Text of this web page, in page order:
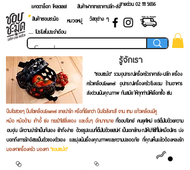
แคตตาล็อก โหลดเลย! สายด่วน 02 ​111 5656
สินค้าฝากขายราคาปลีก-ส่ง
สินค้าชอบชะมัด
หมวดหมู่
วัสดุต่าง ๆ
.... โปรโมชั่นประจำเดือน
"ชอบชะมัด" รวมอุปกรณ์เครื่อครัวราคาส่ง-ปลีก เครื่อง
ครัวเคลือบEnamel อุปกรณ์เครื่องครัวโรงแรม ร้านอาหาร
ส่งด่วนเน้นคุณภาพ ทันสมัย ให้ทุกท่านให้เลือกซื้อ เช่น
ปิ่นโตสวยๆ ปิ่นโตเคลือบEnamel ลายน่ารัก หรือที่เรียกว่า ปิ่นโตสังกะสี จาน ชาม แก้วเคลือบมีหู
หม้อ หม้อด้าม เก้าอี้ เข่ง กระเป๋าใส่สิ่งของ และอื่นๆ อีกมากมาย ที่ตอบโจทย์ คนยุคใหม่ แต่เต็มไปด้วยความ
อบอุ่น มีความน่ารักเป็นกันเอง เข้าถึงง่าย ด้วยรูปแบบที่เต็มไปด้วยเสน่ห์ เป็นเอกลักษณ์ให้น่าใช้ที่ไม่เหมือนใคร บ่ง
บอกถึงการรักอิสระเป็นตัวของตัวเอง และมุ่งเน้นเรื่องคุณภาพและความปลอดภัย ที่คุณเห็นแล้วต้องหลงรัก
มองหาเครื่องครัว มองหา "ชอบชะมัด"
รู้จักเรา